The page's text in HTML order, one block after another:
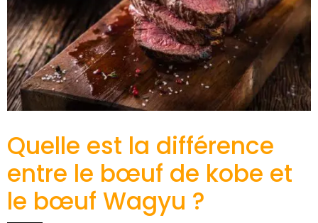
Quelle est la différence
entre le bœuf de kobe et
le bœuf Wagyu ?